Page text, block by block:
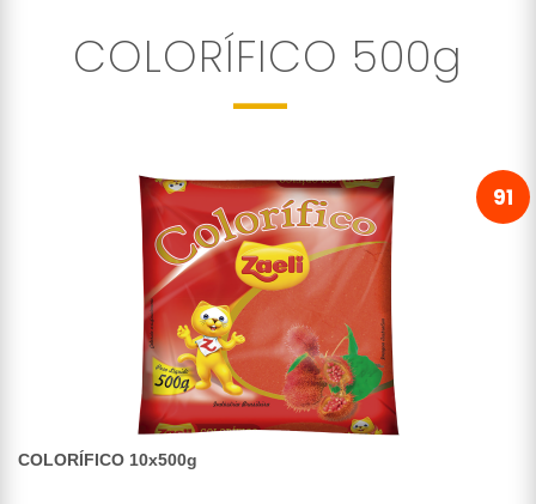
COLORÍFICO 500g
91
COLORÍFICO 10x500g